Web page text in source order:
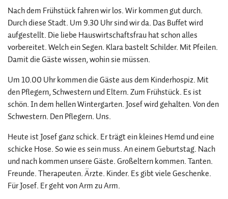
Nach dem Frühstück fahren wir los. Wir kommen gut durch.
Durch diese Stadt. Um 9.30 Uhr sind wir da. Das Buffet wird
aufgestellt. Die liebe Hauswirtschaftsfrau hat schon alles
vorbereitet. Welch ein Segen. Klara bastelt Schilder. Mit Pfeilen.
Damit die Gäste wissen, wohin sie müssen.
Um 10.00 Uhr kommen die Gäste aus dem Kinderhospiz. Mit
den Pflegern, Schwestern und Eltern. Zum Frühstück. Es ist
schön. In dem hellen Wintergarten. Josef wird gehalten. Von den
Schwestern. Den Pflegern. Uns.
Heute ist Josef ganz schick. Er trägt ein kleines Hemd und eine
schicke Hose. So wie es sein muss. An einem Geburtstag. Nach
und nach kommen unsere Gäste. Großeltern kommen. Tanten.
Freunde. Therapeuten. Ärzte. Kinder. Es gibt viele Geschenke.
Für Josef. Er geht von Arm zu Arm.